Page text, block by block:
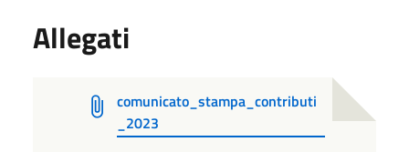
Allegati
comunicato_stampa_contributi
_2023